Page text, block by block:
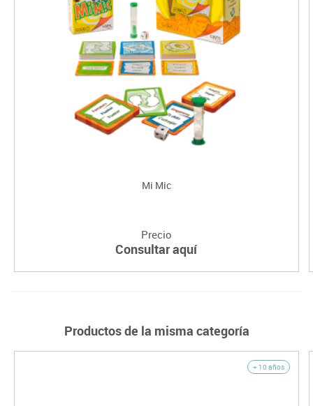
Mi Mic
Precio
Consultar aquí
Productos de la misma categoría
+ 10 años